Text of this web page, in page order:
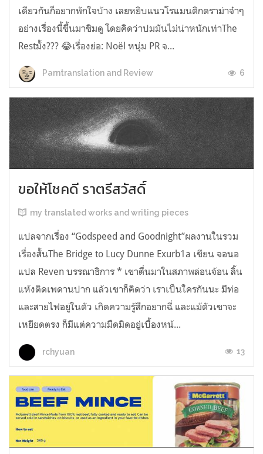
เดียวกันก็อยากพักใจบ้าง เลยหยิบแนวโรแมนติกดราม่าจ๋าๆ
อย่างเรื่องนี้ขึ้นมาชิมดู โดยคิดว่าปมมันไม่น่าหนักเท่าThe
Restมั้ง??? 😂เรื่องย่อ: Noël หนุ่ม PR จ...
Parntranslation and Review 6
ขอให้โชคดี ราตรีสวัสดิ์
my translated works and writing pieces
แปลจากเรื่อง “Godspeed and Goodnight”ผลงานในรวม
เรื่องสั้นThe Bridge to Lucy Dunne Exurb1a เขียน จอนอ
แปล Reven บรรณาธิการ * เขาตื่นมาในสภาพล่อนจ้อน ลิ้น
แห้งติดเพดานปาก แล้วเขาก็คิดว่า เราเป็นใครกันนะ มีท่อ
และสายไฟอยู่ในตัว เกิดความรู้สึกอยากฉี่ และแม้ตัวเขาจะ
เหยียดตรง ก็มีแต่ความมืดมิดอยู่เบื้องหน้...
rchyuan 13